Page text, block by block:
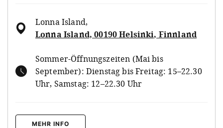
Lonna Island,
Lonna Island, 00190 Helsinki, Finnland
Sommer-Öffnungszeiten (Mai bis
September): Dienstag bis Freitag: 15–22.30
Uhr, Samstag: 12–22.30 Uhr
MEHR INFO